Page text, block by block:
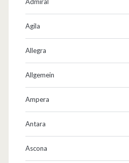
Agila
Allegra
Allgemein
Ampera
Antara
Ascona